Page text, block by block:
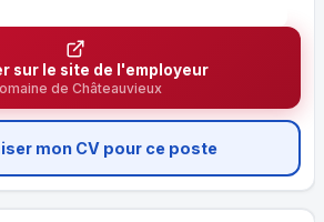
sur le site de l'employeur
de Châteauvieux
mon CV pour ce poste